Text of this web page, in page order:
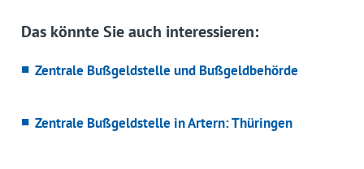
Das könnte Sie auch interessieren:
Zentrale Bußgeldstelle und Bußgeldbehörde
Zentrale Bußgeldstelle in Artern: Thüringen